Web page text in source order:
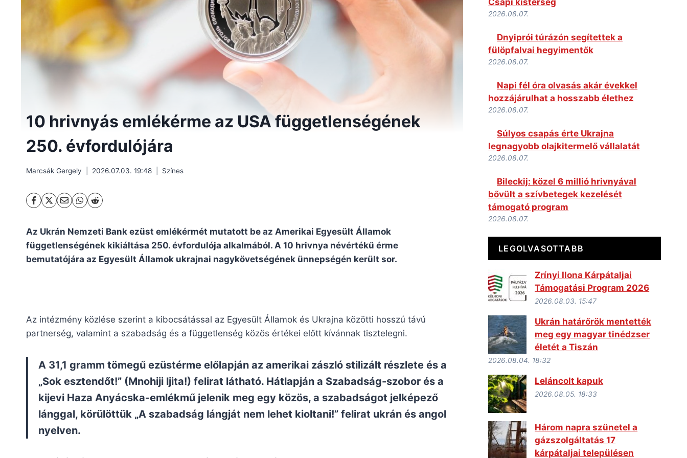
10 hrivnyás emlékérme az USA függetlenségének
250. évfordulójára
Marcsák Gergely 2026.07.03. 19:48 Színes
Az Ukrán Nemzeti Bank ezüst emlékérmét mutatott be az Amerikai Egyesült Államok
függetlenségének kikiáltása 250. évfordulója alkalmából. A 10 hrivnya névértékű érme
bemutatójára az Egyesült Államok ukrajnai nagykövetségének ünnepségén került sor.
Az intézmény közlése szerint a kibocsátással az Egyesült Államok és Ukrajna közötti hosszú távú
partnerség, valamint a szabadság és a függetlenség közös értékei előtt kívánnak tisztelegni.
A 31,1 gramm tömegű ezüstérme előlapján az amerikai zászló stilizált részlete és a
„Sok esztendőt!” (Mnohiji ljita!) felirat látható. Hátlapján a Szabadság-szobor és a
kijevi Haza Anyácska-emlékmű jelenik meg egy közös, a szabadságot jelképező
lánggal, körülöttük „A szabadság lángját nem lehet kioltani!” felirat ukrán és angol
nyelven.
2026.08.07.
Dnyiprói túrázón segítettek a
fülöpfalvai hegyimentők
2026.08.07.
Napi fél óra olvasás akár évekkel
hozzájárulhat a hosszabb élethez
2026.08.07.
Súlyos csapás érte Ukrajna
legnagyobb olajkitermelő vállalatát
2026.08.07.
Bileckij: közel 6 millió hrivnyával
bővült a szívbetegek kezelését
támogató program
2026.08.07.
LEGOLVASOTTABB
Zrínyi Ilona Kárpátaljai
Támogatási Program 2026
2026.08.03. 15:47
Ukrán határőrök mentették
meg egy magyar tinédzser
életét a Tiszán
2026.08.04. 18:32
Leláncolt kapuk
2026.08.05. 18:33
Három napra szünetel a
gázszolgáltatás 17
kárpátaljai településen